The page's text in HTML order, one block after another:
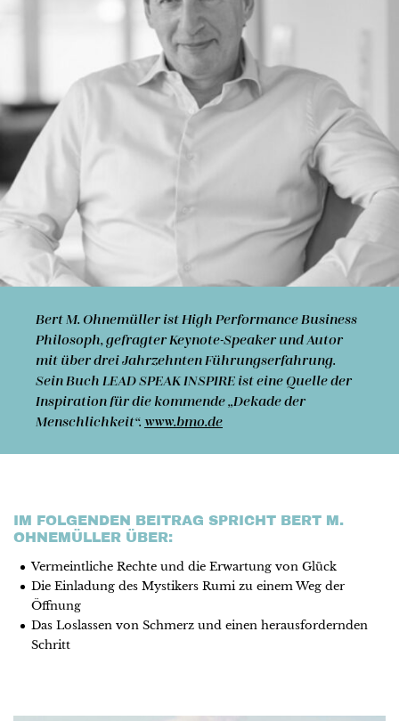
Bert M. Ohnemüller ist High Performance Business
Philosoph, gefragter Keynote-Speaker und Autor
mit über drei Jahrzehnten Führungs­erfahrung.
Sein Buch LEAD SPEAK INSPIRE ist eine Quelle der
Inspiration für die kommende „Dekade der
Menschlichkeit“. www.bmo.de
IM FOLGENDEN BEITRAG SPRICHT BERT M.
OHNEMÜLLER ÜBER:
Vermeintliche Rechte und die Erwartung von Glück
Die Einladung des Mystikers Rumi zu einem Weg der
Öffnung
Das Loslassen von Schmerz und einen herausfordernden
Schritt